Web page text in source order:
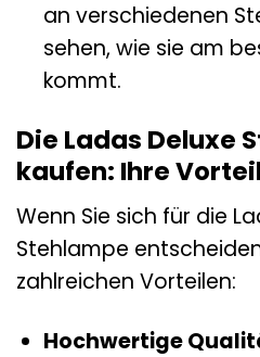
an verschiedenen
sehen, wie sie am
kommt.
Die Ladas Deluxe
kaufen: Ihre
Wenn Sie sich für die
Stehlampe
zahlreichen Vorteilen:
Hochwertige